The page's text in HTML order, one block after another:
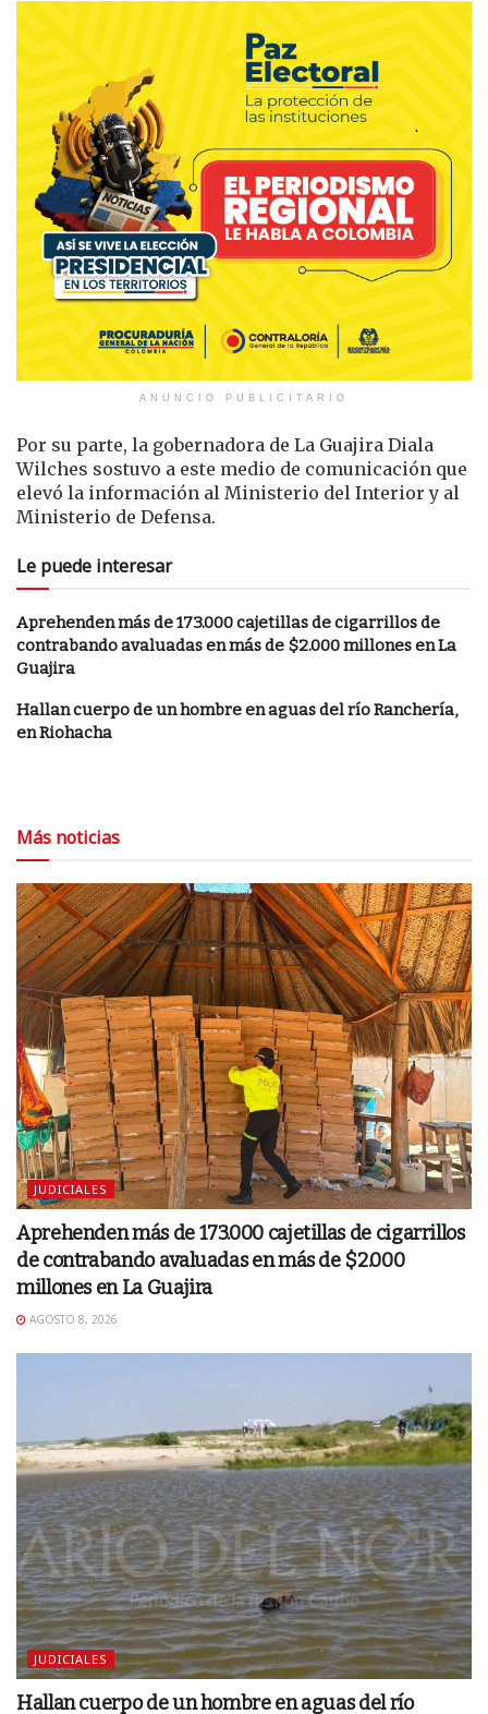
ANUNCIO PUBLICITARIO
Por su parte, la gobernadora de La Guajira Diala
Wilches sostuvo a este medio de comunicación que
elevó la información al Ministerio del Interior y al
Ministerio de Defensa.
Le puede interesar
Aprehenden más de 173.000 cajetillas de cigarrillos de
contrabando avaluadas en más de $2.000 millones en La
Guajira
Hallan cuerpo de un hombre en aguas del río Ranchería,
en Riohacha
Más noticias
JUDICIALES
Aprehenden más de 173.000 cajetillas de cigarrillos
de contrabando avaluadas en más de $2.000
millones en La Guajira
AGOSTO 8, 2026
JUDICIALES
Hallan cuerpo de un hombre en aguas del río